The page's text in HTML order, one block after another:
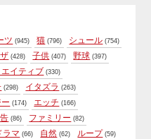
ツ (945) 猫 (796) シュール (754)
(428) 子供 (407) 野球 (397)
エイティブ (330)
(298) イタズラ (263)
(174) エッチ (166)
(86) ファミリー (82)
ラマ (66) 自然 (62) ループ (59)